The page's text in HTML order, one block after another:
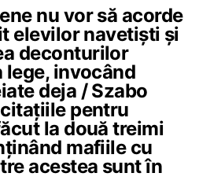
nu vor să acorde
elevilor navetiști și
deconturilor
invocând
deja / Szabo
pentru
la două treimi
mafiile cu
acestea sunt în